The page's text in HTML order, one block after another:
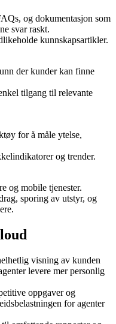
og dokumentasjon som
svar raskt.
kunnskapsartikler.
der kunder kan finne
tilgang til relevante
for å måle ytelse,
og trender.
og mobile tjenester.
sporing av utstyr, og
visning av kunden
levere mer personlig
oppgaver og
for agenter